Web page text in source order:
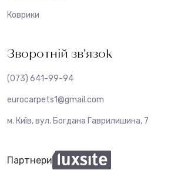
Коврики
Зворотній зв’язок
(073) 641-99-94
eurocarpets1@gmail.com
м. Київ, вул. Богдана Гаврилишина, 7
Партнери